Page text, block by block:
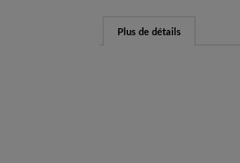
Plus de détails